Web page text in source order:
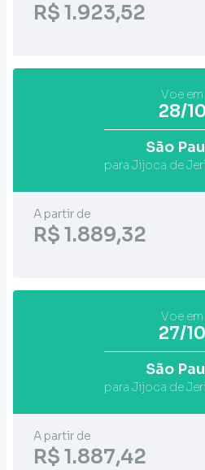
R$ 1.923,52
Voe em
28/10
São
para Jijoca de
A partir de
R$ 1.889,32
Voe em
27/10
São
para Jijoca de
A partir de
R$ 1.887,42